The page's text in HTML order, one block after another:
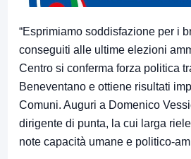
“Esprimiamo soddisfazione per i
conseguiti alle ultime elezioni
Centro si conferma forza politica
Beneventano e ottiene risultati
Comuni. Auguri a Domenico
dirigente di punta, la cui larga
note capacità umane e politico-